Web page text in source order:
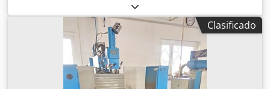
, fabricante de controles:
HEIDENHAIN, modelo de controlador:iTNC530 HSCI, carga
1,000 kg, peso total: 5,500 kg, velocidad del
cabezal (máx.):
15,000 rpm
, potencia del motor del husillo:
, número de ranuras del almacén de
herramientas:30, número de ejes:4, Este centro de
mecanizado vertical Avia VMC 1000 de 4 ejes se fabricó en
Clasificado